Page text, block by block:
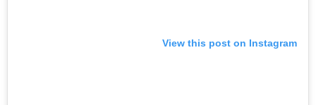
View this post on Instagram